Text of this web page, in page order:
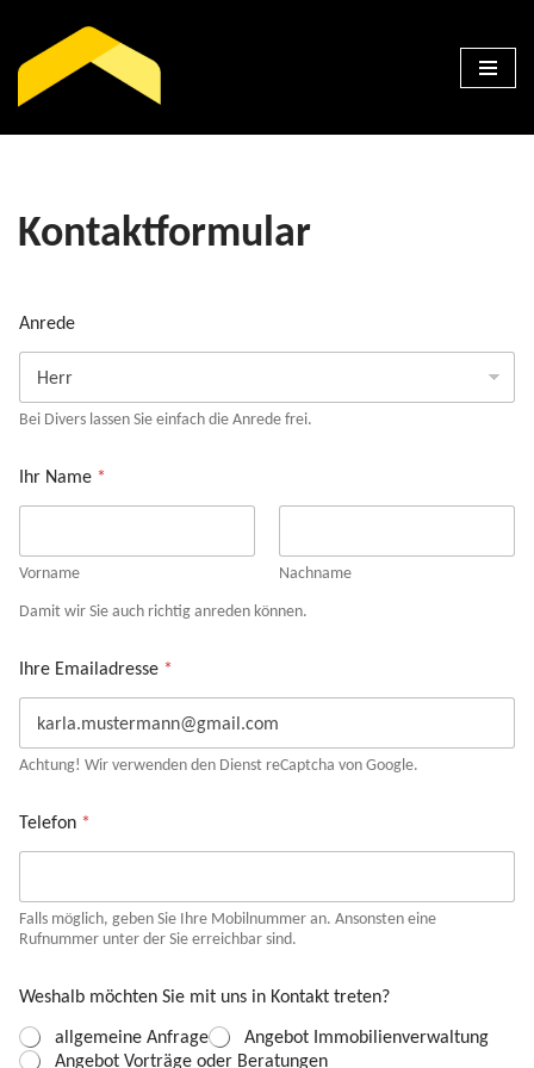
Zum
Inhalt
Kontaktformular
Anrede
Bei Divers lassen Sie einfach die Anrede frei.
Ihr Name *
Vorname
Nachname
Damit wir Sie auch richtig anreden können.
Ihre Emailadresse *
Achtung! Wir verwenden den Dienst reCaptcha von Google.
Telefon *
Falls möglich, geben Sie Ihre Mobilnummer an. Ansonsten eine
Rufnummer unter der Sie erreichbar sind.
Weshalb möchten Sie mit uns in Kontakt treten?
allgemeine Anfrage
Angebot Immobilienverwaltung
Angebot Vorträge oder Beratungen